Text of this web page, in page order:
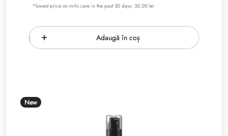
*lowest price on mihi.care in the past 30 days: 35.00 lei
Adaugă în coș
New